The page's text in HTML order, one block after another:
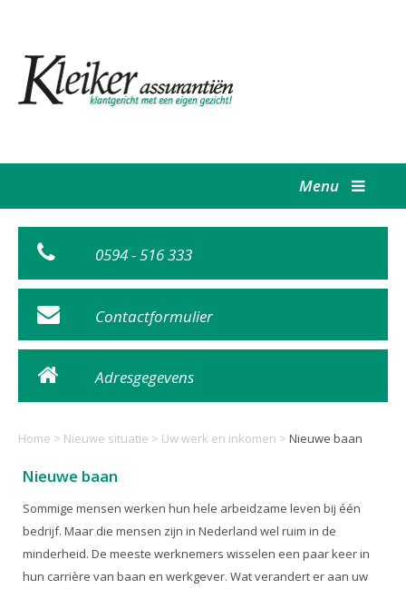
Menu
0594 - 516 333
Contactformulier
Adresgegevens
Home > Nieuwe situatie > Uw werk en inkomen > Nieuwe baan
Nieuwe baan
Sommige mensen werken hun hele arbeidzame leven bij één
bedrijf. Maar die mensen zijn in Nederland wel ruim in de
minderheid. De meeste werknemers wisselen een paar keer in
hun carrière van baan en werkgever. Wat verandert er aan uw